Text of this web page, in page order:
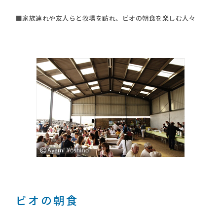
■家族連れや友人らと牧場を訪れ、ビオの朝食を楽しむ人々
ビオの朝食